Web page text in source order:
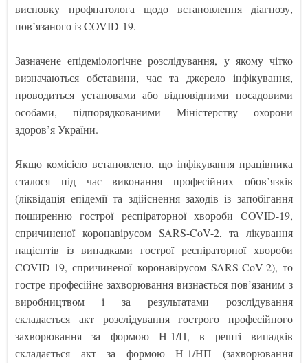
висновку профпатолога щодо встановлення діагнозу,
пов’язаного із COVID-19.
Зазначене епідеміологічне розслідування, у якому чітко
визначаються обставини, час та джерело інфікування,
проводиться установами або відповідними посадовими
особами, підпорядкованими Міністерству охорони
здоров’я України.
Якщо комісією встановлено, що інфікування працівника
сталося під час виконання професійних обов’язків
(ліквідація епідемії та здійснення заходів із запобігання
поширенню гострої респіраторної хвороби COVID-19,
спричиненої коронавірусом SARS-CoV-2, та лікування
пацієнтів із випадками гострої респіраторної хвороби
COVID-19, спричиненої коронавірусом SARS-CoV-2), то
гостре професійне захворювання визнається пов’язаним з
виробництвом і за результатами розслідування
складається акт розслідування гострого професійного
захворювання за формою Н-1/П, в решті випадків
складається акт за формою Н-1/НП (захворювання